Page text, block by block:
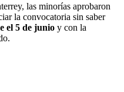
las minorías aprobaron
la convocatoria sin saber
el 5 de junio y con la